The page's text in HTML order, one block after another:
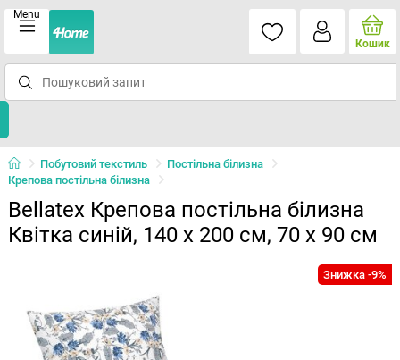
Menu
Кошик
Побутовий текстиль
Постільна білизна
Крепова постільна білизна
Bellatex Крепова постільна білизна
Квітка синій, 140 х 200 см, 70 х 90 см
Знижка -9%